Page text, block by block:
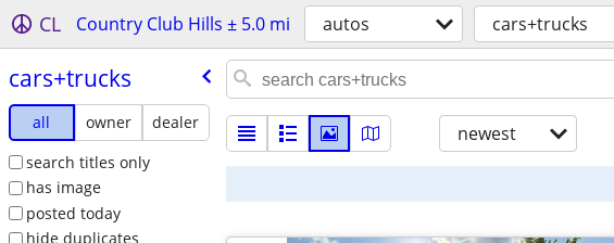
CL Country Club Hills ± 5.0 mi autos cars+trucks
cars+trucks
all owner
dealer
search titles only
has image
posted today
hide duplicates
newest